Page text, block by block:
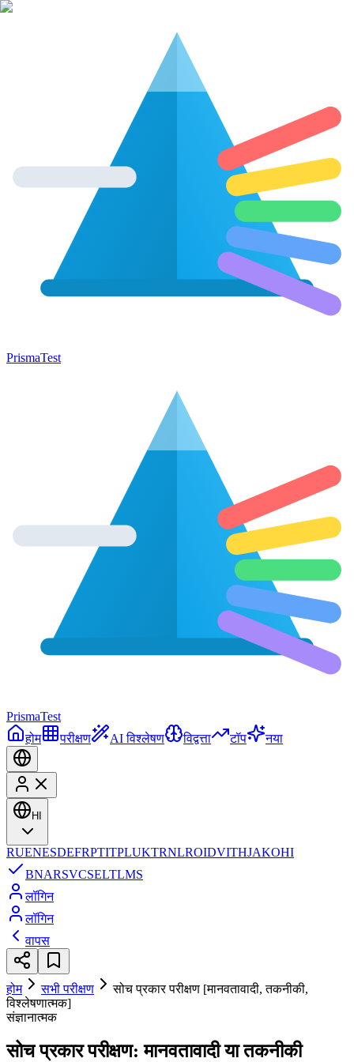
PrismaTest
PrismaTest
होम
परीक्षण AI विश्लेषण विद्वत्ता टॉप नया
HI
RUENESDEFRPTITPLUKTRNLROIDVITHJAKOHI
BNARSVCSELTLMS
लॉगिन
लॉगिन
वापस
होम सभी परीक्षण
सोच प्रकार परीक्षण [मानवतावादी, तकनीकी,
विश्लेषणात्मक]
संज्ञानात्मक
सोच प्रकार परीक्षण: मानवतावादी या तकनीकी